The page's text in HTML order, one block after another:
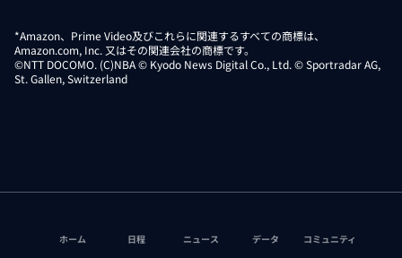
*Amazon、Prime Video及びこれらに関連するすべての商標は、
Amazon.com, Inc. 又はその関連会社の商標です。
©NTT DOCOMO. (C)NBA © Kyodo News Digital Co., Ltd. © Sportradar AG,
St. Gallen, Switzerland
ホーム 日程 ニュース データ コミュニティ